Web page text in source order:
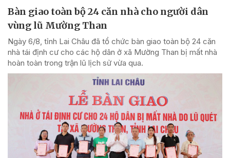
Bàn giao toàn bộ 24 căn nhà cho người dân
vùng lũ Mường Than
Ngày 6/8, tỉnh Lai Châu đã tổ chức bàn giao toàn bộ 24 căn
nhà tái định cư cho các hộ dân ở xã Mường Than bị mất nhà
hoàn toàn trong trận lũ lịch sử vừa qua.